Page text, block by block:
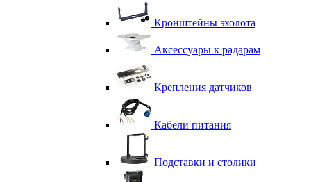
Кронштейны эхолота
Аксессуары к радарам
Крепления датчиков
Кабели питания
Подставки и столики